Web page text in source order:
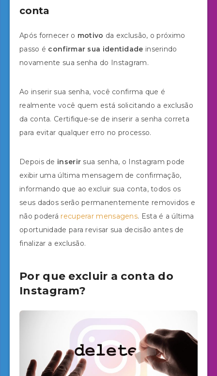
conta
Após fornecer o motivo da exclusão, o próximo
passo é confirmar sua identidade inserindo
novamente sua senha do Instagram.
Ao inserir sua senha, você confirma que é
realmente você quem está solicitando a exclusão
da conta. Certifique-se de inserir a senha correta
para evitar qualquer erro no processo.
Depois de inserir sua senha, o Instagram pode
exibir uma última mensagem de confirmação,
informando que ao excluir sua conta, todos os
seus dados serão permanentemente removidos e
não poderá recuperar mensagens. Esta é a última
oportunidade para revisar sua decisão antes de
finalizar a exclusão.
Por que excluir a conta do
Instagram?